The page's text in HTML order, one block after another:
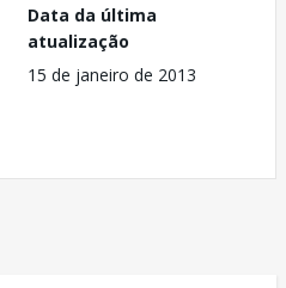
Data da última
atualização
15 de janeiro de 2013